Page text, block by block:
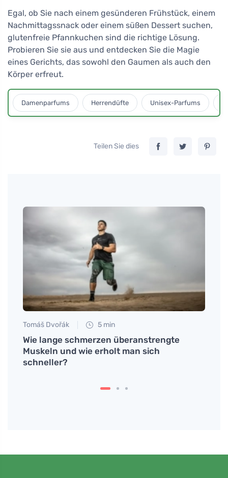
Egal, ob Sie nach einem gesünderen Frühstück, einem
Nachmittagssnack oder einem süßen Dessert suchen,
glutenfreie Pfannkuchen sind die richtige Lösung.
Probieren Sie sie aus und entdecken Sie die Magie
eines Gerichts, das sowohl den Gaumen als auch den
Körper erfreut.
Damenparfums Herrendüfte Unisex-Parfums
Teilen Sie dies
Tomáš Dvořák 5 min
Wie lange schmerzen überanstrengte
Muskeln und wie erholt man sich
schneller?